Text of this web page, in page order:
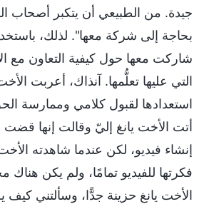
جيدة. من الطبيعي أن يتكبر أصحاب
بحاجة إلى شركة معها". لذلك،
شاركت معها حول كيفية التعاون مع
التي عليها تعلُّمها. آنذاك، أعربت
استعدادها لقبول كلامي وممارسة
أتت الأخت يانغ إليّ وقالت إنها
إنشاء فيديو، لكن عندما شاهدته
فكرتها للفيديو تمامًا، ولم يكن
الأخت يانغ حزينة جدًّا، وسألتني كيف